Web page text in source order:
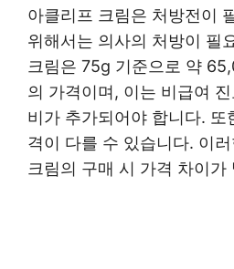
아클리프 크림은 처방전이
위해서는 의사의 처방이 필
크림은 75g 기준으로 약
의 가격이며, 이는 비급여
비가 추가되어야 합니다. 또
격이 다를 수 있습니다. 이
크림의 구매 시 가격 차이가